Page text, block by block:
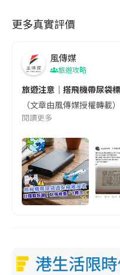
更多真實評價
風傳媒
旅遊攻略
旅遊注意｜搭飛機帶尿袋
（文章由風傳媒授權轉
閱讀更多
港生活限